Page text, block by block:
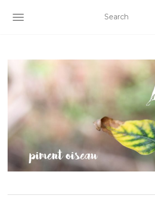
AFFICHER/MASQUER LA NAVIGATION